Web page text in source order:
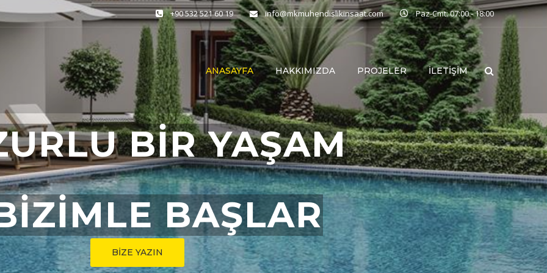
+90 532 521 60 19 info@mkmuhendislikinsaat.com Paz-Cmt: 07:00 - 18:00
ANASAYFA HAKKIMIZDA PROJELER İLETIŞIM
BAŞLAR
BİZE YAZIN
BİR YAŞAM